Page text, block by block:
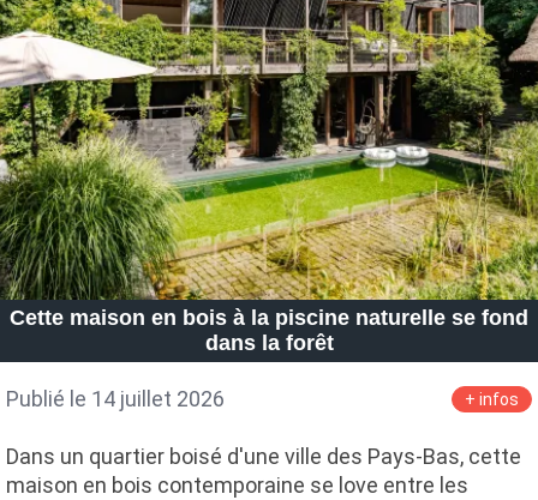
Cette maison en bois à la piscine naturelle se fond
dans la forêt
Publié le 14 juillet 2026 + infos
Dans un quartier boisé d'une ville des Pays-Bas, cette
maison en bois contemporaine se love entre les